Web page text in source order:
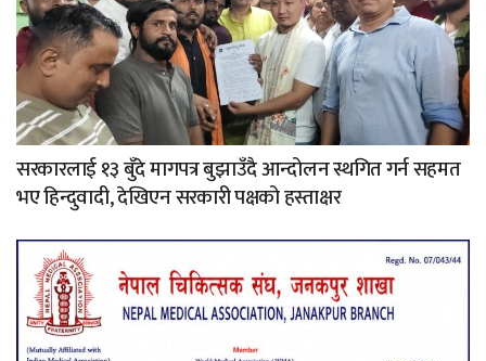
सरकारलाई १३ बुँदे मागपत्र बुझाउँदै आन्दोलन स्थगित गर्न सहमत
भए हिन्दुवादी, देखिएन सरकारी पक्षको हस्ताक्षर